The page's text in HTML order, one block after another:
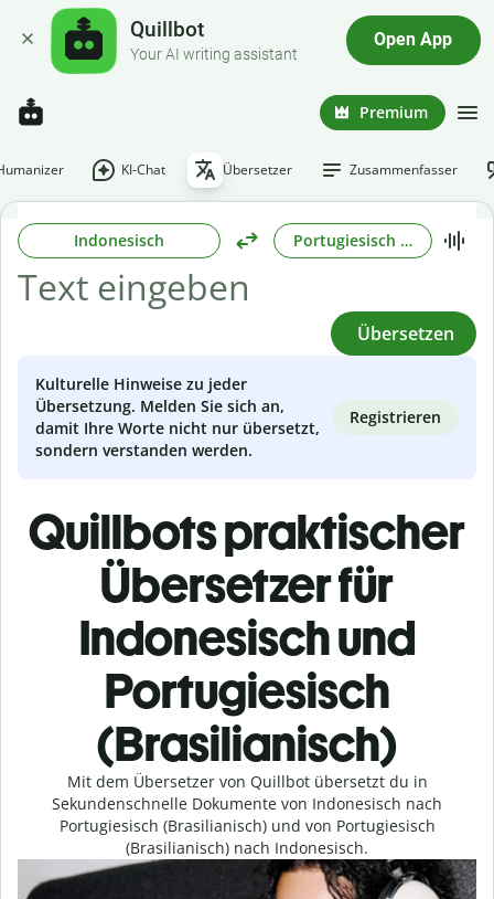
Quillbot
Your AI writing assistant
Open App
Premium
KI-Chat Übersetzer Zusammenfasser
Indonesisch Portugiesisch
Übersetzen
Kulturelle Hinweise zu jeder
Übersetzung. Melden Sie sich an,
damit Ihre Worte nicht nur übersetzt,
sondern verstanden werden.
Registrieren
Quillbots praktischer
Übersetzer für
Indonesisch und
Portugiesisch
(Brasilianisch)
Mit dem Übersetzer von Quillbot übersetzt du in
Sekundenschnelle Dokumente von Indonesisch nach
Portugiesisch (Brasilianisch) und von Portugiesisch
(Brasilianisch) nach Indonesisch.